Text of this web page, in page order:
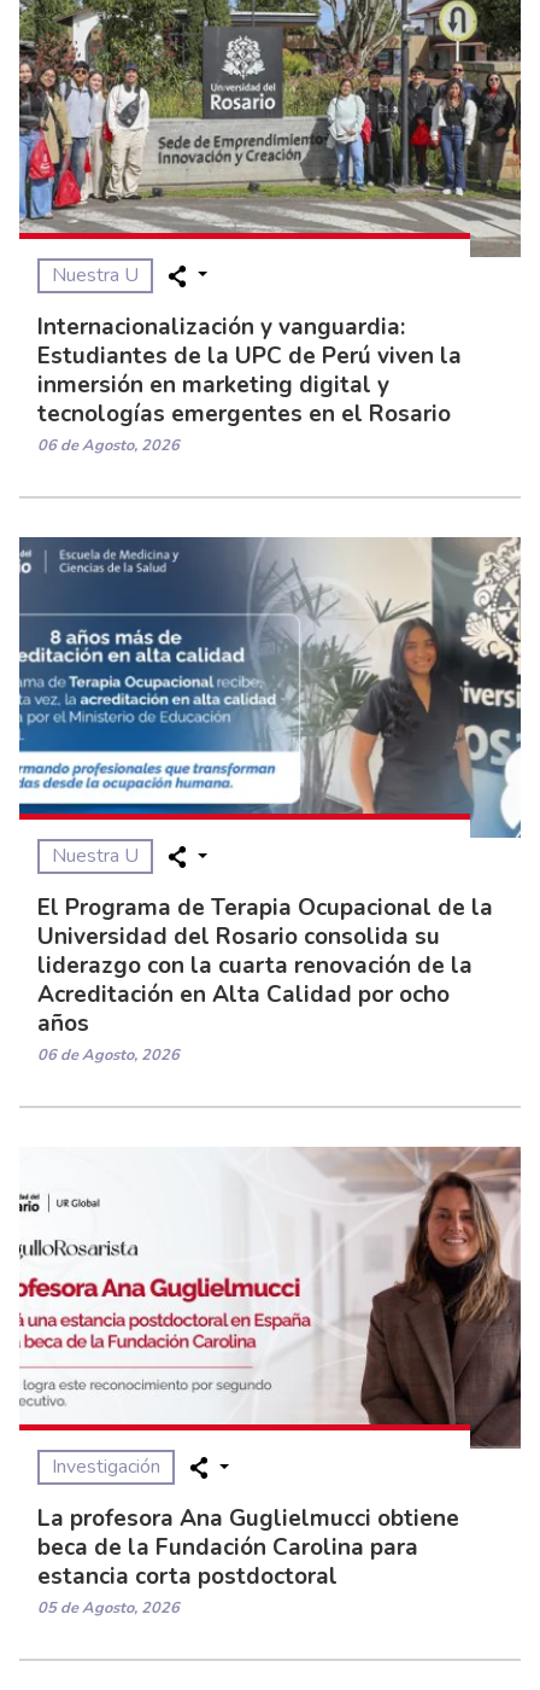
Nuestra U
Internacionalización y vanguardia:
Estudiantes de la UPC de Perú viven la
inmersión en marketing digital y
tecnologías emergentes en el Rosario
06 de Agosto, 2026
Nuestra U
El Programa de Terapia Ocupacional de la
Universidad del Rosario consolida su
liderazgo con la cuarta renovación de la
Acreditación en Alta Calidad por ocho
años
06 de Agosto, 2026
Investigación
La profesora Ana Guglielmucci obtiene
beca de la Fundación Carolina para
estancia corta postdoctoral
05 de Agosto, 2026